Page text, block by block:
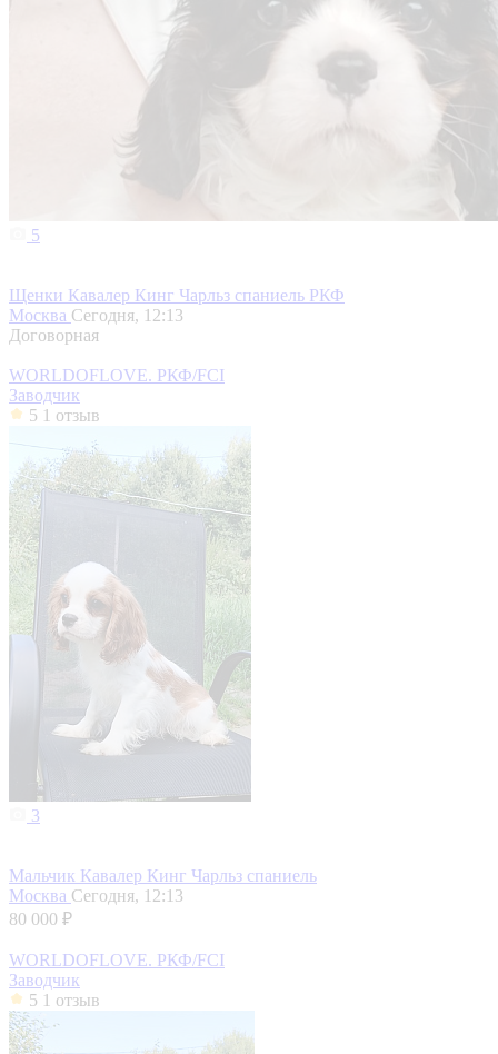
5
Щенки Кавалер Кинг Чарльз спаниель РКФ
Москва Сегодня, 12:13
Договорная
WORLDOFLOVE. РКФ/FCI
Заводчик
5 1 отзыв
3
Мальчик Кавалер Кинг Чарльз спаниель
Москва Сегодня, 12:13
80 000 ₽
WORLDOFLOVE. РКФ/FCI
Заводчик
5 1 отзыв